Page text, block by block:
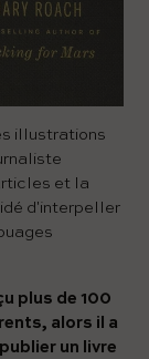
illustrations
et la
d'interpeller
plus de 100
alors il a
un livre